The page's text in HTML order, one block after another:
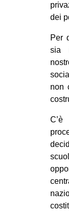
dei
Per
sia
non